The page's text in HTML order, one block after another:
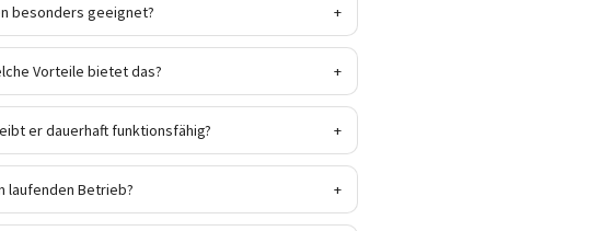
besonders geeignet? +
Vorteile bietet das? +
er dauerhaft funktionsfähig? +
laufenden Betrieb? +